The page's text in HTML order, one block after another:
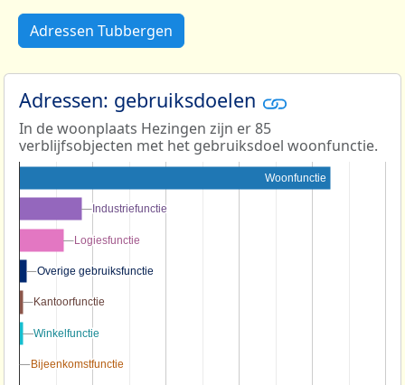
Adressen Tubbergen
Adressen: gebruiksdoelen
In de woonplaats Hezingen zijn er 85
verblijfsobjecten met het gebruiksdoel woonfunctie.
Woonfunctie
Industriefunctie
Industriefunctie
Logiesfunctie
Logiesfunctie
Overige gebruiksfunctie
Overige gebruiksfunctie
Kantoorfunctie
Kantoorfunctie
Winkelfunctie
Winkelfunctie
Bijeenkomstfunctie
Bijeenkomstfunctie